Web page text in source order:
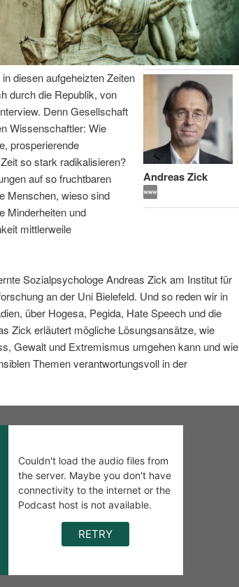
Andreas Zick
diesen aufgeheizten Zeiten
durch die Republik, von
Denn Gesellschaft
Wissenschaftler: Wie
prosperierende
so stark radikalisieren?
auf so fruchtbaren
Menschen, wieso sind
Minderheiten und
mittlerweile
Sozialpsychologe Andreas Zick am Institut für
an der Uni Bielefeld. Und so reden wir in
über Hogesa, Pegida, Hate Speech und die
Zick erläutert mögliche Lösungsansätze, wie
Gewalt und Extremismus umgehen kann und wie
Themen verantwortungsvoll in der